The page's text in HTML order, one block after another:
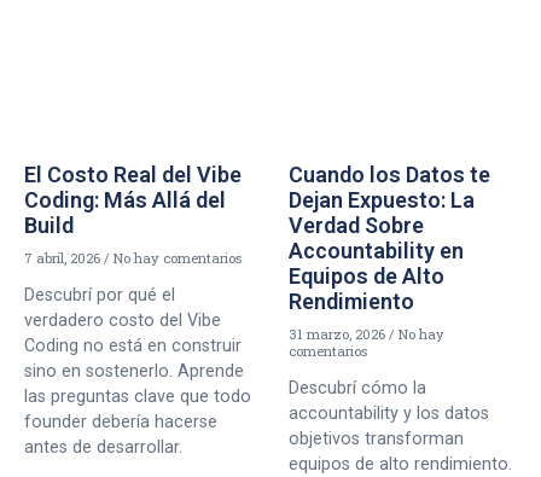
El Costo Real del Vibe
Coding: Más Allá del
Build
7 abril, 2026 No hay comentarios
Descubrí por qué el
verdadero costo del Vibe
Coding no está en construir
sino en sostenerlo. Aprende
las preguntas clave que todo
founder debería hacerse
antes de desarrollar.
Cuando los Datos te
Dejan Expuesto: La
Verdad Sobre
Accountability en
Equipos de Alto
Rendimiento
31 marzo, 2026
No hay
comentarios
Descubrí cómo la
accountability y los datos
objetivos transforman
equipos de alto rendimiento.